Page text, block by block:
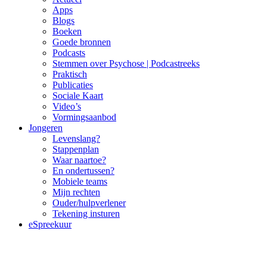
Apps
Blogs
Boeken
Goede bronnen
Podcasts
Stemmen over Psychose | Podcastreeks
Praktisch
Publicaties
Sociale Kaart
Video’s
Vormingsaanbod
Jongeren
Levenslang?
Stappenplan
Waar naartoe?
En ondertussen?
Mobiele teams
Mijn rechten
Ouder/hulpverlener
Tekening insturen
eSpreekuur